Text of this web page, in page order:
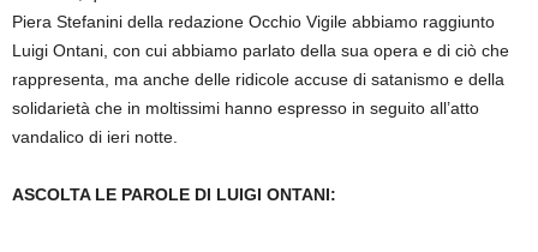
Piera Stefanini della redazione Occhio Vigile abbiamo raggiunto
Luigi Ontani, con cui abbiamo parlato della sua opera e di ciò che
rappresenta, ma anche delle ridicole accuse di satanismo e della
solidarietà che in moltissimi hanno espresso in seguito all’atto
vandalico di ieri notte.
ASCOLTA LE PAROLE DI LUIGI ONTANI: